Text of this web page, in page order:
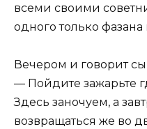
всеми своими
одного только фазана
Вечером и говорит
— Пойдите зажарьте
Здесь заночуем, а
возвращаться же во